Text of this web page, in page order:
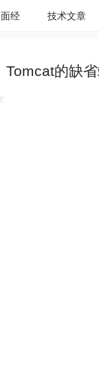
面经 技术文章
Tomcat的缺